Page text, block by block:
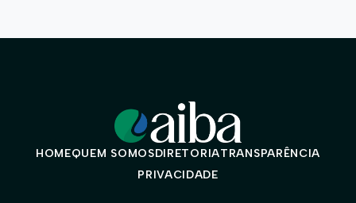
HOMEQUEM SOMOSDIRETORIATRANSPARÊNCIA
PRIVACIDADE